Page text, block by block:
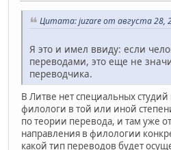
Цитата: juzare от августа 28,
Я это и имел ввиду: если
переводами, это еще не
переводчика.
В Литве нет специальных
филологи в той или иной
по теории перевода, и там уже
направления в филологии
какой тип переводов будет